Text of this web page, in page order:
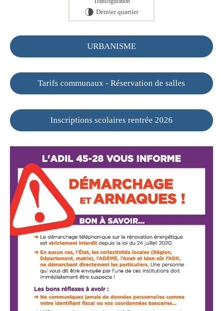
U Dernier quartier
URBANISME
Tarifs communaux - Réservation de salles
Inscriptions scolaires rentrée 2026